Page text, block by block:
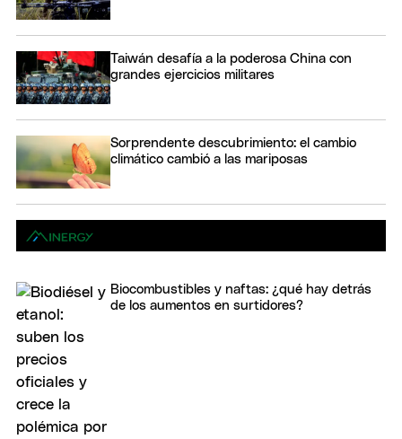
Taiwán desafía a la poderosa China con
grandes ejercicios militares
Sorprendente descubrimiento: el cambio
climático cambió a las mariposas
Biocombustibles y naftas: ¿qué hay detrás
de los aumentos en surtidores?